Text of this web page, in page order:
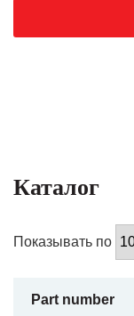
Каталог
Показывать по
Part number